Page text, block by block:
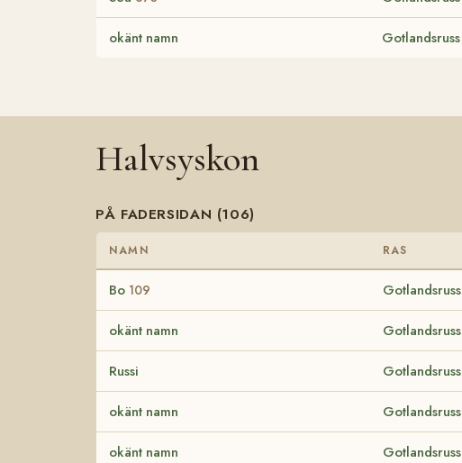
okänt namn Gotlandsruss
Halvsyskon
PÅ FADERSIDAN (106)
NAMN RAS
Bo 109 Gotlandsruss
okänt namn Gotlandsruss
Russi Gotlandsruss
okänt namn Gotlandsruss
okänt namn Gotlandsruss